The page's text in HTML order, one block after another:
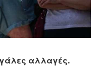
αλλαγές.